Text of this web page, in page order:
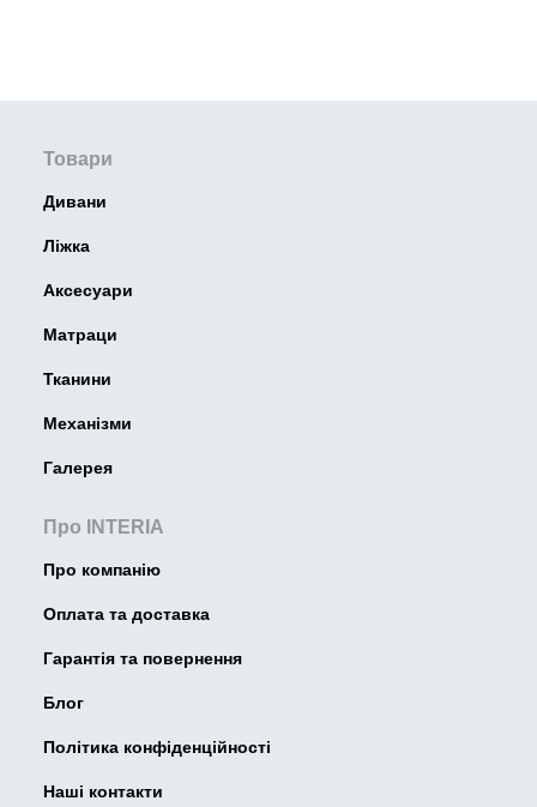
Товари
Дивани
Ліжка
Аксесуари
Матраци
Тканини
Механізми
Галерея
Про INTERIA
Про компанію
Оплата та доставка
Гарантія та повернення
Блог
Політика конфіденційності
Наші контакти